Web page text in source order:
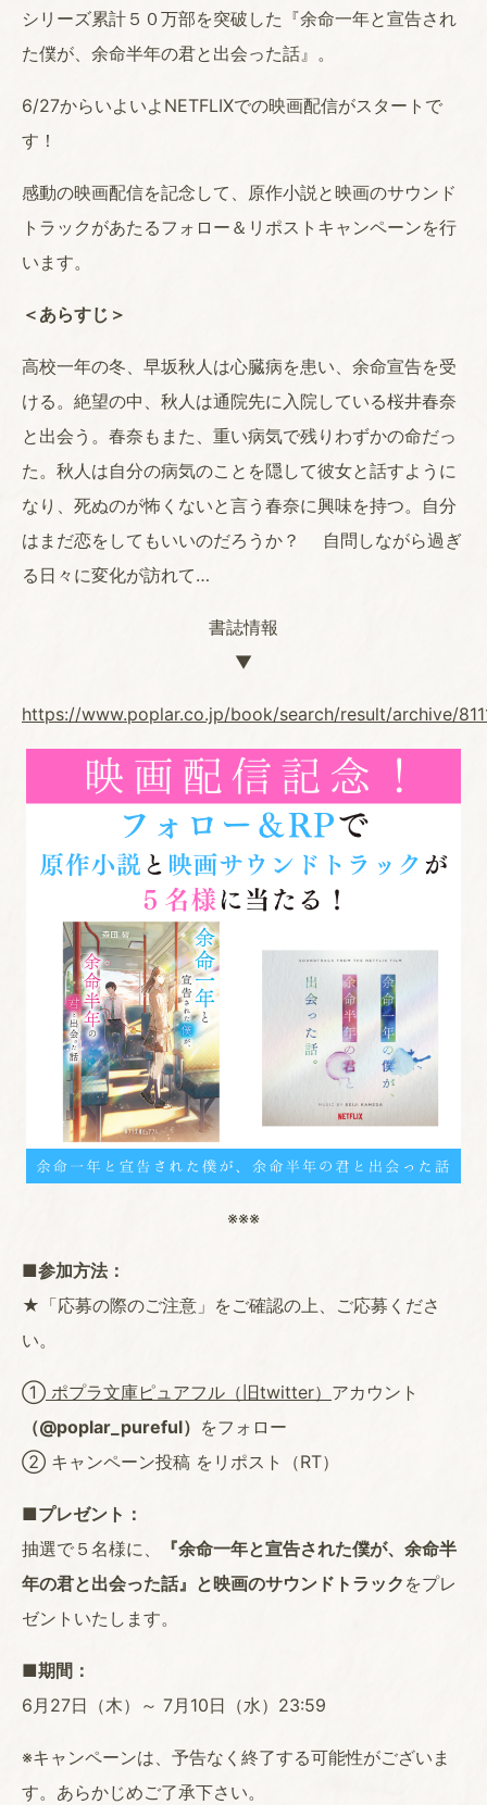
シリーズ累計５０万部を突破した『余命一年と宣告され
た僕が、余命半年の君と出会った話』。
6/27からいよいよNETFLIXでの映画配信がスタートで
す！
感動の映画配信を記念して、原作小説と映画のサウンド
トラックがあたるフォロー＆リポストキャンペーンを行
います。
＜あらすじ＞
高校一年の冬、早坂秋人は心臓病を患い、余命宣告を受
ける。絶望の中、秋人は通院先に入院している桜井春奈
と出会う。春奈もまた、重い病気で残りわずかの命だっ
た。秋人は自分の病気のことを隠して彼女と話すように
なり、死ぬのが怖くないと言う春奈に興味を持つ。自分
はまだ恋をしてもいいのだろうか？ 自問しながら過ぎ
る日々に変化が訪れて…
書誌情報
▼
https://www.poplar.co.jp/book/search/result/archive/
※※※
■参加方法：
★「応募の際のご注意」をご確認の上、ご応募くださ
い。
① ポプラ文庫ピュアフル（旧twitter） アカウント
（@poplar_pureful） をフォロー
② キャンペーン投稿 をリポスト（RT）
■プレゼント：
抽選で５名様に、
『余命一年と宣告された僕が、余命半
年の君と出会った話』と映画のサウンドトラック をプレ
ゼントいたします。
■期間：
6月27日（木）～ 7月10日（水）23:59
※キャンペーンは、予告なく終了する可能性がございま
す。あらかじめご了承下さい。